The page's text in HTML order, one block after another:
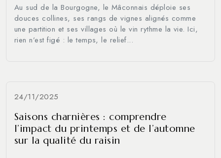
Au sud de la Bourgogne, le Mâconnais déploie ses
douces collines, ses rangs de vignes alignés comme
une partition et ses villages où le vin rythme la vie. Ici,
rien n’est figé : le temps, le relief...
24/11/2025
Saisons charnières : comprendre
l’impact du printemps et de l’automne
sur la qualité du raisin